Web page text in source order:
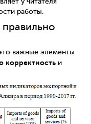
работы.
важные элементы
корректность и